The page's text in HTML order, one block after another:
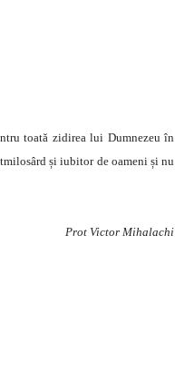
toată zidirea lui Dumnezeu în
și iubitor de oameni și nu
Prot Victor Mihalachi